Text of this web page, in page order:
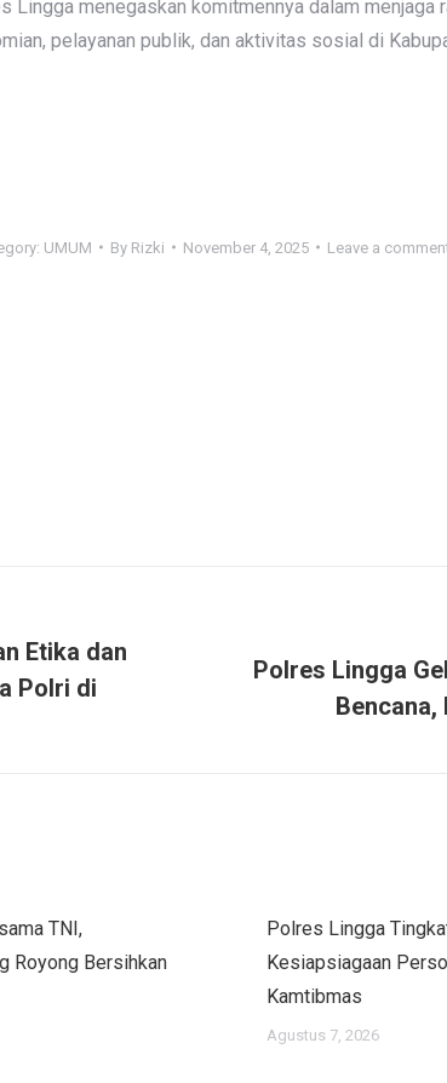
Lingga menegaskan komitmennya dalam menjaga
pelayanan publik, dan aktivitas sosial di
UMUM By Rizki November 4, 2025 Leave a
Etika dan
Polri di
Next
Polres Lingga
Bencana,
TNI,
Royong Bersihkan
Polres Lingga
Kesiapsiagaan
Kamtibmas
Agustus 7, 2026